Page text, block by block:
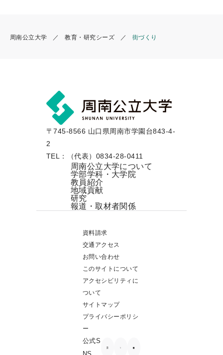
周南公立大学 教育・研究シーズ 街づくり
〒745-8566 山口県周南市学園台843-4-
2
TEL：（代表）0834-28-0411
周南公立大学について
学部学科・大学院
教員紹介
地域貢献
研究
報道・取材者関係
資料請求
交通アクセス
お問い合わせ
このサイトについて
アクセシビリティに
ついて
サイトマップ
プライバシーポリシ
ー
公式S